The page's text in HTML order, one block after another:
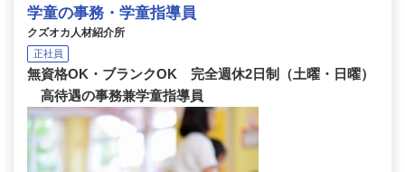
学童の事務・学童指導員
クズオカ人材紹介所
正社員
無資格OK・ブランクOK 完全週休2日制（土曜・日曜）
高待遇の事務兼学童指導員